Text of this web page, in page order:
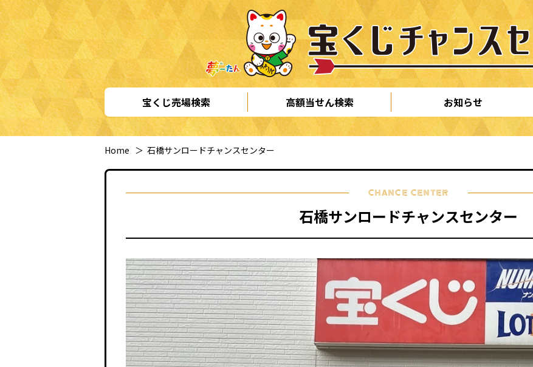
宝くじ売場検索 高額当せん検索 お知らせ
Home ＞ 石橋サンロードチャンスセンター
CHANCE CENTER
石橋サンロードチャンスセンター